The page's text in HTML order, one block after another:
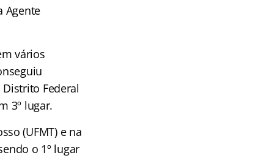
Agente
vários
Federal
3º lugar.
(UFMT) e na
o 1º lugar